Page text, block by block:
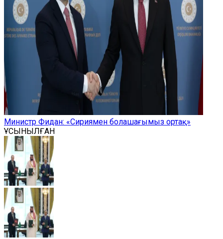
Министр Фидан: «Сириямен болашағымыз ортақ»
ҰСЫНЫЛҒАН